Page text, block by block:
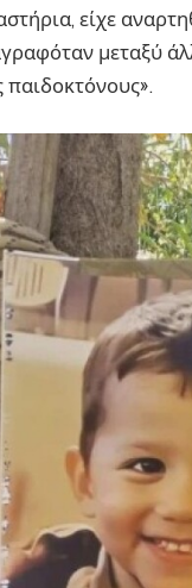
είχε
μεταξύ
παιδοκτόνους».